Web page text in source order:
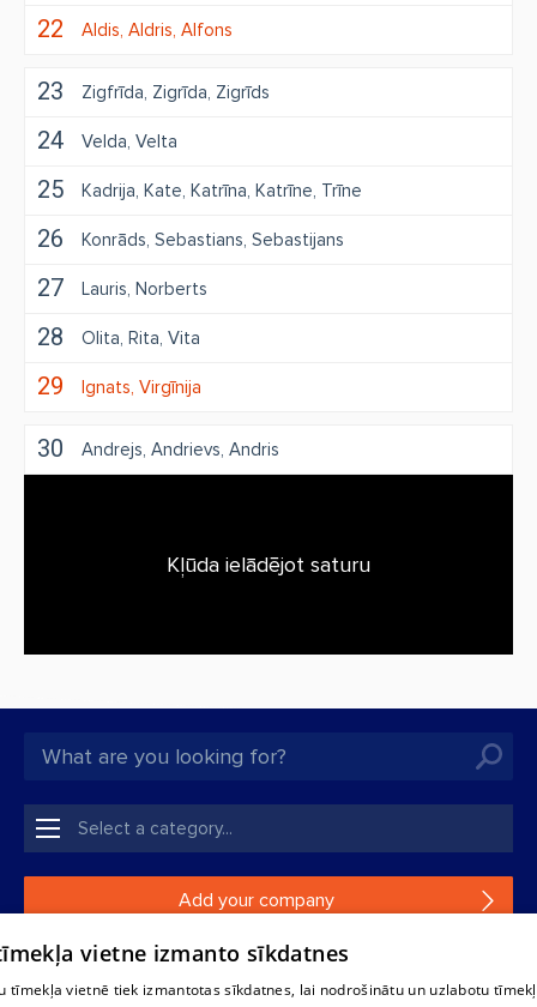
22 Aldis Aldris Alfons
23 Zigfrīda Zigrīda Zigrīds
24 Velda Velta
25 Kadrija Kate Katrīna Katrīne Trīne
26 Konrāds Sebastians Sebastijans
27 Lauris Norberts
28 Olita Rita Vita
29 Ignats Virgīnija
30 Andrejs Andrievs Andris
Kļūda ielādējot saturu
Add your company
If your company is not in our database, please fill in a
vietne izmanto sīkdatnes
tīmekļa vietnē tiek izmantotas sīkdatnes, lai nodrošinātu un uzlabotu